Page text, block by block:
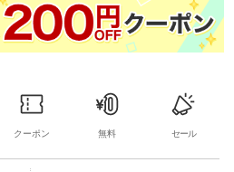
クーポン 無料 セール